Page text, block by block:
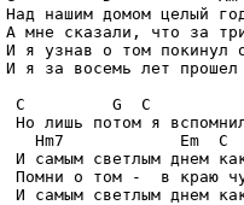
Hад нашим домом целый
А мне сказали, что за
И я узнав о том покинул
И я за восемь лет
C         G  C
Hо лишь потом я
Hm7            Em  C
И самым светлым днем
Помни о том -  в кpаю
И самым светлым днем